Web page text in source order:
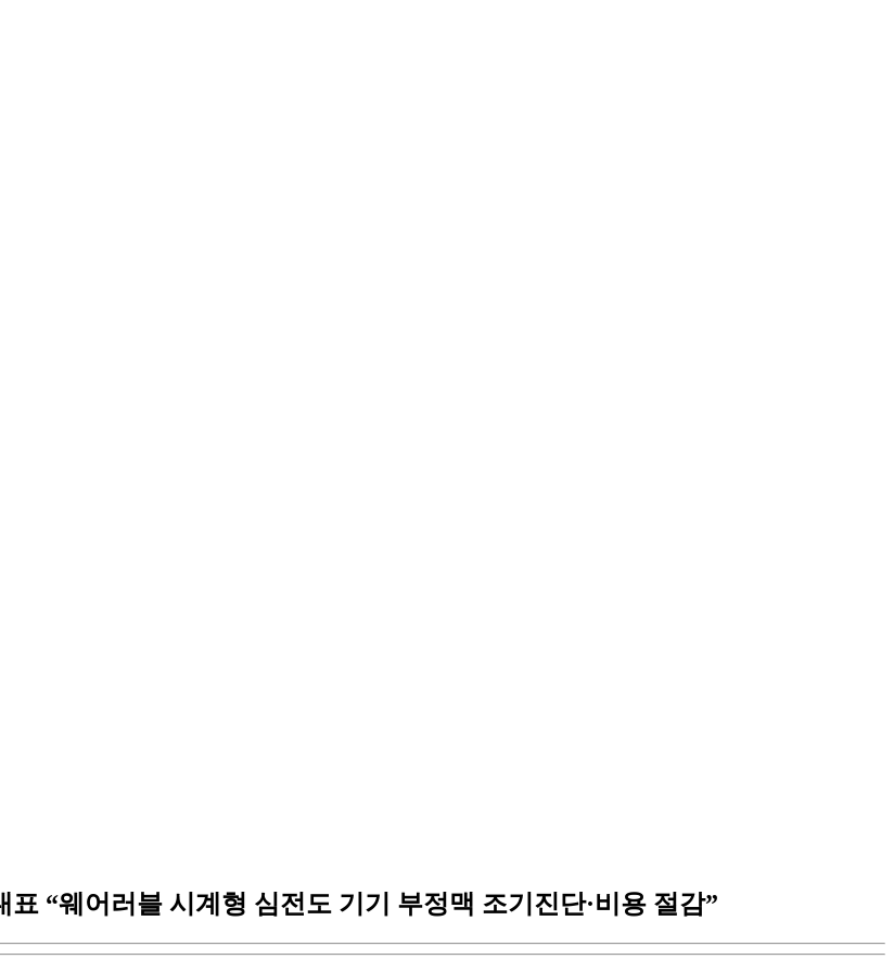
“웨어러블 시계형 심전도 기기 부정맥 조기진단·비용 절감”